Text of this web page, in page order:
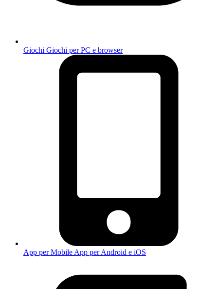
Giochi Giochi per PC e browser
App per Mobile App per Android e iOS